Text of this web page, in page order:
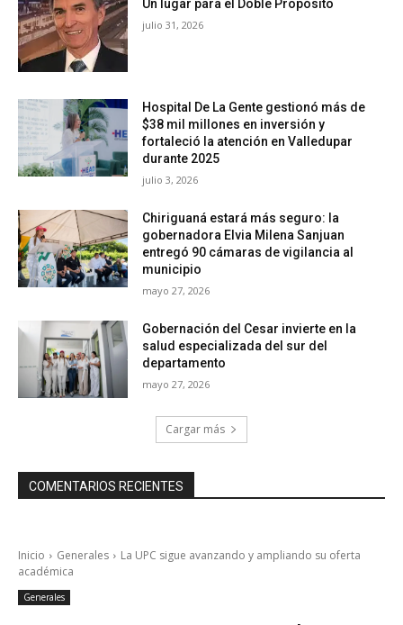
Un lugar para el Doble Propósito
julio 31, 2026
Hospital De La Gente gestionó más de
$38 mil millones en inversión y
fortaleció la atención en Valledupar
durante 2025
julio 3, 2026
Chiriguaná estará más seguro: la
gobernadora Elvia Milena Sanjuan
entregó 90 cámaras de vigilancia al
municipio
mayo 27, 2026
Gobernación del Cesar invierte en la
salud especializada del sur del
departamento
mayo 27, 2026
Cargar más
COMENTARIOS RECIENTES